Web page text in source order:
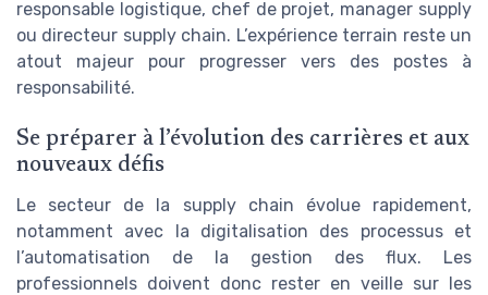
responsable logistique, chef de projet, manager supply
ou directeur supply chain. L’expérience terrain reste un
atout majeur pour progresser vers des postes à
responsabilité.
Se préparer à l’évolution des carrières et aux
nouveaux défis
Le secteur de la supply chain évolue rapidement,
notamment avec la digitalisation des processus et
l’automatisation de la gestion des flux. Les
professionnels doivent donc rester en veille sur les